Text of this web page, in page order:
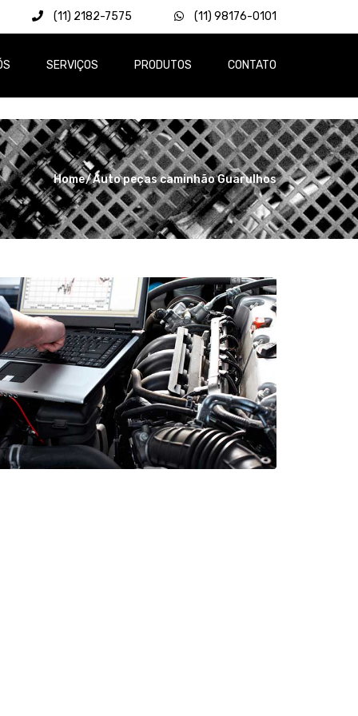
(11) 2182-7575 (11) 98176-0101
SERVIÇOS PRODUTOS CONTATO
Home Auto peças caminhão Guarulhos